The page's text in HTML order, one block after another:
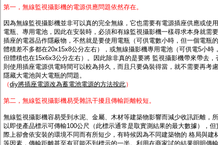
第一，無線監視攝影機的電源供應問題依然存在。
因為無線監視攝影機並非可以真的完全無線，它也需要有電源插座供應或使用
電瓶、專用電池，因此在安裝時，必須和有線監視攝影機一樣尋求本身就需要
插座的電器品作隱蔽物，不然就是要使用電瓶（可供電數小時，但一個電瓶的
體積差不多都在20x15x8公分左右），或無線攝影機專用電池（可供電5小時
但體積也在15x6x3公分左右）。因此除非真的是要將 監視攝影機帶來帶去，
則使用插座電源供電時間可以較為持久，而且只要偽裝得當，就不需要再考慮
隱藏大電池與大電瓶的問題。
（diy將插座電源改為蓄電池電源的方法按此）
第二，無線監視攝影機易受雜訊干擾且傳輸距離較短。
無線監視攝影機容易受到水泥、金屬、木材等建築物影響而減少收訊距離，所
以即使產品標示可傳輸100公尺（此標示通常是取實測結果的最大數據），但
際上卻會依安裝的環境不同而有所短少，有時候因為不同建築物的 格局與建
等因素，傳輸距離甚至有可能不到標示的一半。利用在商家試的結果明明傳輸